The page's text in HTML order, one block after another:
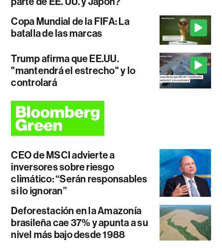
Copa Mundial de la FIFA: La
batalla de las marcas
Trump afirma que EE.UU.
"mantendrá el estrecho" y lo
controlará
CEO de MSCI advierte a
inversores sobre riesgo
climático: “Serán responsables
si lo ignoran”
Deforestación en la Amazonía
brasileña cae 37% y apunta a su
nivel más bajo desde 1988